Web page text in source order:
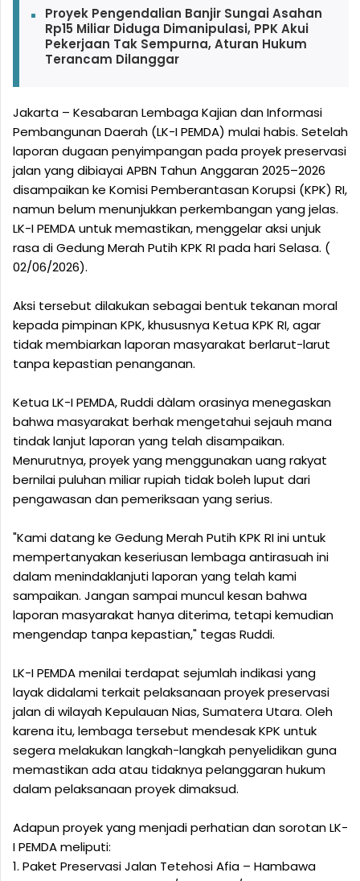
Proyek Pengendalian Banjir Sungai Asahan
Rp15 Miliar Diduga Dimanipulasi, PPK Akui
Pekerjaan Tak Sempurna, Aturan Hukum
Terancam Dilanggar
Jakarta – Kesabaran Lembaga Kajian dan Informasi
Pembangunan Daerah (LK-I PEMDA) mulai habis. Setelah
laporan dugaan penyimpangan pada proyek preservasi
jalan yang dibiayai APBN Tahun Anggaran 2025–2026
disampaikan ke Komisi Pemberantasan Korupsi (KPK) RI,
namun belum menunjukkan perkembangan yang jelas.
LK-I PEMDA untuk memastikan, menggelar aksi unjuk
rasa di Gedung Merah Putih KPK RI pada hari Selasa. (
02/06/2026).
‎Aksi tersebut dilakukan sebagai bentuk tekanan moral
kepada pimpinan KPK, khususnya Ketua KPK RI, agar
tidak membiarkan laporan masyarakat berlarut-larut
tanpa kepastian penanganan.
‎Ketua LK-I PEMDA, Ruddi dàlam orasinya menegaskan
bahwa masyarakat berhak mengetahui sejauh mana
tindak lanjut laporan yang telah disampaikan.
Menurutnya, proyek yang menggunakan uang rakyat
bernilai puluhan miliar rupiah tidak boleh luput dari
pengawasan dan pemeriksaan yang serius.
‎"Kami datang ke Gedung Merah Putih KPK RI ini untuk
mempertanyakan keseriusan lembaga antirasuah ini
dalam menindaklanjuti laporan yang telah kami
sampaikan. Jangan sampai muncul kesan bahwa
laporan masyarakat hanya diterima, tetapi kemudian
mengendap tanpa kepastian," tegas Ruddi.
‎LK-I PEMDA menilai terdapat sejumlah indikasi yang
layak didalami terkait pelaksanaan proyek preservasi
jalan di wilayah Kepulauan Nias, Sumatera Utara. Oleh
karena itu, lembaga tersebut mendesak KPK untuk
segera melakukan langkah-langkah penyelidikan guna
memastikan ada atau tidaknya pelanggaran hukum
dalam pelaksanaan proyek dimaksud.
‎Adapun proyek yang menjadi perhatian dan sorotan LK-
I PEMDA meliputi:
‎1. Paket Preservasi Jalan Tetehosi Afia – Hambawa